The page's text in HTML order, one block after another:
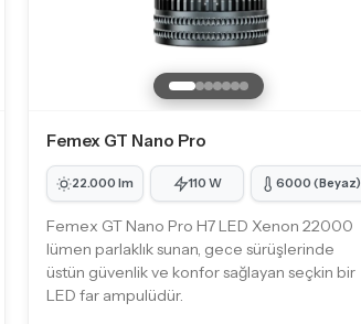
Femex GT Nano Pro
22.000 lm 110 W 6000 (Beyaz)
Femex GT Nano Pro H7 LED Xenon 22000
lümen parlaklık sunan, gece sürüşlerinde
üstün güvenlik ve konfor sağlayan seçkin bir
LED far ampulüdür.